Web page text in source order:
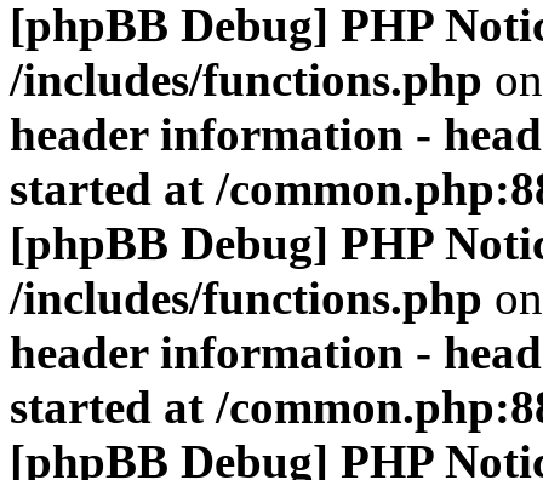
[phpBB Debug] PHP
/includes/functions.php
header information -
started at /
[phpBB Debug] PHP
/includes/functions.php
header information -
started at /
[phpBB Debug] PHP